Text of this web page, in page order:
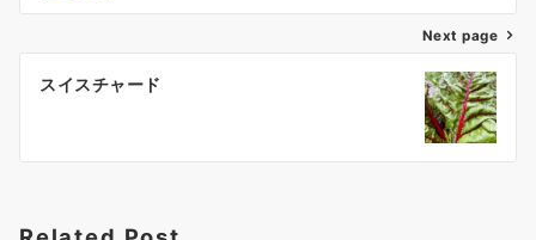
Next page
スイスチャード